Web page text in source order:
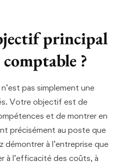
principal
?
pas simplement une
Votre objectif est de
et de montrer en
précisément au poste que
démontrer à l’entreprise que
à l’efficacité des coûts, à